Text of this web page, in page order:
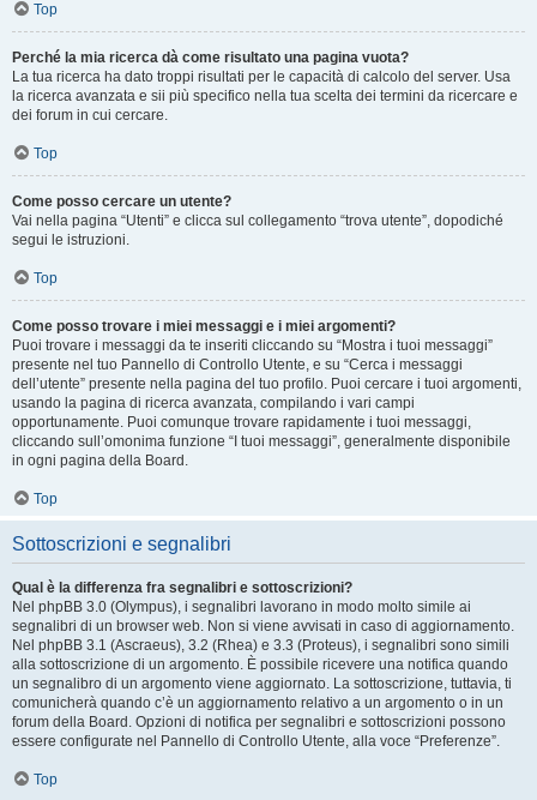
Top
Perché la mia ricerca dà come risultato una pagina vuota?
La tua ricerca ha dato troppi risultati per le capacità di calcolo del server. Usa
la ricerca avanzata e sii più specifico nella tua scelta dei termini da ricercare e
dei forum in cui cercare.
Top
Come posso cercare un utente?
Vai nella pagina “Utenti” e clicca sul collegamento “trova utente”, dopodiché
segui le istruzioni.
Top
Come posso trovare i miei messaggi e i miei argomenti?
Puoi trovare i messaggi da te inseriti cliccando su “Mostra i tuoi messaggi”
presente nel tuo Pannello di Controllo Utente, e su “Cerca i messaggi
dell’utente” presente nella pagina del tuo profilo. Puoi cercare i tuoi argomenti,
usando la pagina di ricerca avanzata, compilando i vari campi
opportunamente. Puoi comunque trovare rapidamente i tuoi messaggi,
cliccando sull’omonima funzione “I tuoi messaggi”, generalmente disponibile
in ogni pagina della Board.
Top
Sottoscrizioni e segnalibri
Qual è la differenza fra segnalibri e sottoscrizioni?
Nel phpBB 3.0 (Olympus), i segnalibri lavorano in modo molto simile ai
segnalibri di un browser web. Non si viene avvisati in caso di aggiornamento.
Nel phpBB 3.1 (Ascraeus), 3.2 (Rhea) e 3.3 (Proteus), i segnalibri sono simili
alla sottoscrizione di un argomento. È possibile ricevere una notifica quando
un segnalibro di un argomento viene aggiornato. La sottoscrizione, tuttavia, ti
comunicherà quando c’è un aggiornamento relativo a un argomento o in un
forum della Board. Opzioni di notifica per segnalibri e sottoscrizioni possono
essere configurate nel Pannello di Controllo Utente, alla voce “Preferenze”.
Top